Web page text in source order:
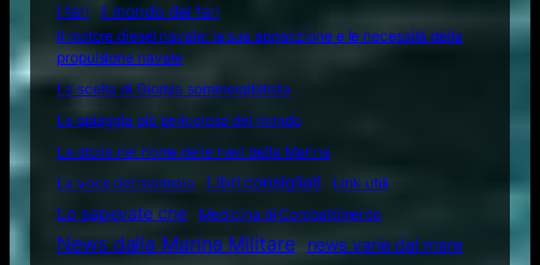
I fari
Il mondo dei fari
Il motore diesel navale: la sua apparizione e le necessità della
propulsione navale
La scelta di Giorgia sommergibilista
La spiaggia più pericolosa del mondo
La storia nel nome delle navi della Marina
La voce del marinaio
Libri consigliati Link utili
Lo sapevate che Medicina di Combattimento
News dalla Marina Militare
news varie dal mare